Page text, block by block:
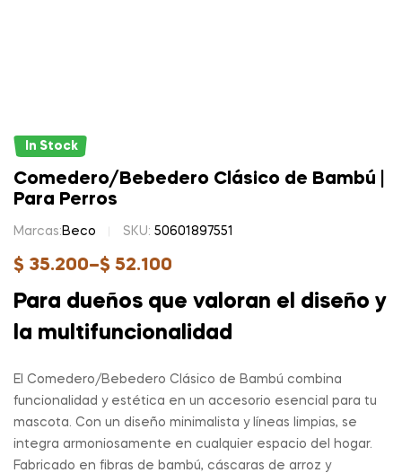
In Stock
Comedero/Bebedero Clásico de Bambú |
Para Perros
Marcas: Beco SKU: 50601897551
$ 35.200–$ 52.100
Para dueños que valoran el diseño y
la multifuncionalidad
El Comedero/Bebedero Clásico de Bambú combina
funcionalidad y estética en un accesorio esencial para tu
mascota. Con un diseño minimalista y líneas limpias, se
integra armoniosamente en cualquier espacio del hogar.
Fabricado en fibras de bambú, cáscaras de arroz y